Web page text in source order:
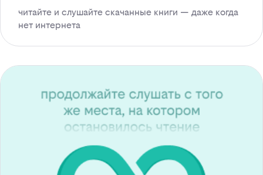
читайте и слушайте скачанные книги — даже когда
нет интернета